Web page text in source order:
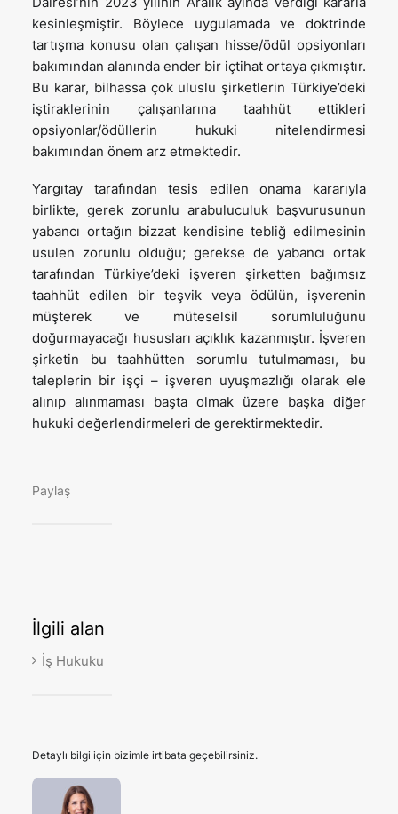
kesinleşmiştir. Böylece uygulamada ve doktrinde
tartışma konusu olan çalışan hisse/ödül opsiyonları
bakımından alanında ender bir içtihat ortaya çıkmıştır.
Bu karar, bilhassa çok uluslu şirketlerin Türkiye’deki
iştiraklerinin çalışanlarına taahhüt ettikleri
opsiyonlar/ödüllerin hukuki nitelendirmesi
bakımından önem arz etmektedir.
Yargıtay tarafından tesis edilen onama kararıyla
birlikte, gerek zorunlu arabuluculuk başvurusunun
yabancı ortağın bizzat kendisine tebliğ edilmesinin
usulen zorunlu olduğu; gerekse de yabancı ortak
tarafından Türkiye’deki işveren şirketten bağımsız
taahhüt edilen bir teşvik veya ödülün, işverenin
müşterek ve müteselsil sorumluluğunu
doğurmayacağı hususları açıklık kazanmıştır. İşveren
şirketin bu taahhütten sorumlu tutulmaması, bu
taleplerin bir işçi – işveren uyuşmazlığı olarak ele
alınıp alınmaması başta olmak üzere başka diğer
hukuki değerlendirmeleri de gerektirmektedir.
Paylaş
İlgili alan
İş Hukuku
Detaylı bilgi için bizimle irtibata geçebilirsiniz.